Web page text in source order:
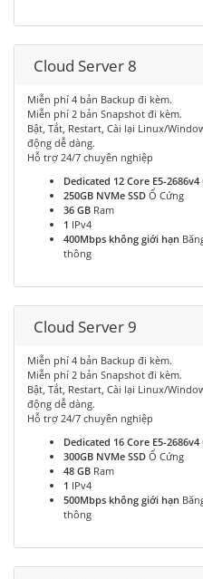
Cloud Server 8
Miễn phí 4 bản Backup đi kèm.
Miễn phí 2 bản Snapshot đi kèm.
Bật, Tắt, Restart, Cài lại Linux/
động dễ dàng.
Hỗ trợ 24/7 chuyên nghiệp
Dedicated 12 Core E5-2686v4
250GB NVMe SSD Ổ Cứng
36 GB Ram
1 IPv4
400Mbps không giới hạn
thông
Cloud Server 9
Miễn phí 4 bản Backup đi kèm.
Miễn phí 2 bản Snapshot đi kèm.
Bật, Tắt, Restart, Cài lại Linux/
động dễ dàng.
Hỗ trợ 24/7 chuyên nghiệp
Dedicated 16 Core E5-2686v4
300GB NVMe SSD Ổ Cứng
48 GB Ram
1 IPv4
500Mbps không giới hạn
thông